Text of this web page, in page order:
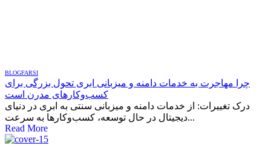
BLOGFARSI
چرا مهاجرت به خدمات دامنه و میزبانی ابری تحول بزرگی برای
کسب‌وکارهای مدرن است
درک تغییرات: از خدمات دامنه و میزبانی سنتی به ابری در دنیای
دیجیتال در حال توسعه، کسب‌وکارها به سرعت...
Read More